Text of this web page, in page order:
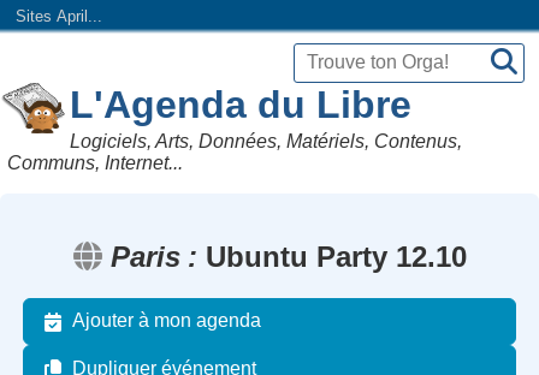
Sites April...
L'Agenda du Libre
Logiciels, Arts, Données, Matériels, Contenus,
Communs, Internet...
Paris Ubuntu Party 12.10
Ajouter à mon agenda
Dupliquer événement